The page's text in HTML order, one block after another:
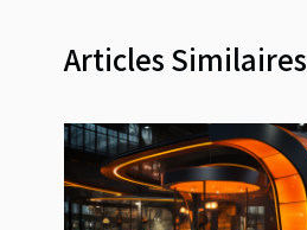
Articles Similaires